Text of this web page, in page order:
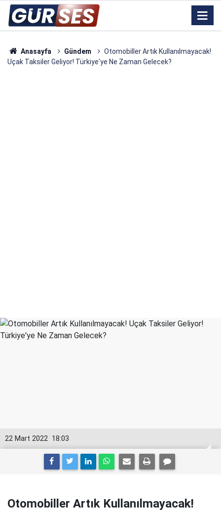
Anasayfa Gündem
Otomobiller Artık Kullanılmayacak!
Uçak Taksiler Geliyor! Türkiye'ye Ne Zaman Gelecek?
18:03
22 Mart 2022
Otomobiller Artık Kullanılmayacak!